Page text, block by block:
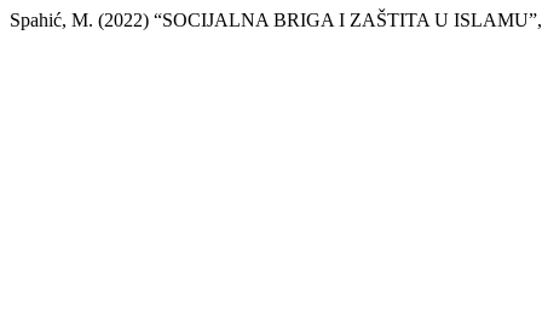
Spahić, M. (2022) “SOCIJALNA BRIGA I ZAŠTITA U